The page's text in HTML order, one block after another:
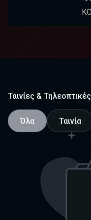
Ταινίες &
Όλα Ταινία